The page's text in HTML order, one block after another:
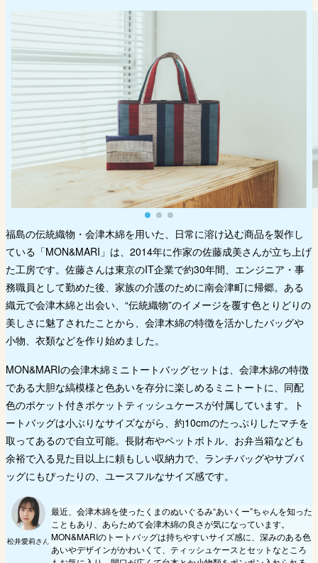
福島の伝統織物・会津木綿を用いた、日常に溶け込む商品を製作し
ている「MON&MARI」は、2014年に作家の佐藤成美さんが立ち上げ
た工房です。佐藤さんは東京のIT企業で約30年間、エンジニア・事
務職員として勤めた後、家族の介護のために南会津町に帰郷。ある
織元で会津木綿と出会い、“伝統織物”のイメージを覆す色とりどりの
美しさに魅了されたことから、会津木綿の特徴を活かしたバッグや
小物、衣類などを作り始めました。
MON&MARIの会津木綿ミニトートバッグセットは、会津木綿の特徴
である大胆な縞模様と色あいを存分に楽しめるミニトートに、同配
色のポケット付きポケットティッシュケースが付属しています。ト
ートバッグは小ぶりなサイズながら、約10cmのたっぷりしたマチを
取ってあるので自立可能。長財布やペットボトル、お弁当箱なども
余裕で入る見た目以上に頼もしい収納力で、ランチバッグやサブバ
ッグにもぴったりの、ユースフルなサイズ感です。
松井愛莉さん
最近、会津木綿を使ったくまのぬいぐるみ“あいくー”ちゃんを知った
こともあり、あらためて会津木綿の良さが気になっています。
MON&MARIのトートバッグは持ちやすいサイズ感に、深みのある色
あいやデザインがかわいくて、ティッシュケースとセットなところ